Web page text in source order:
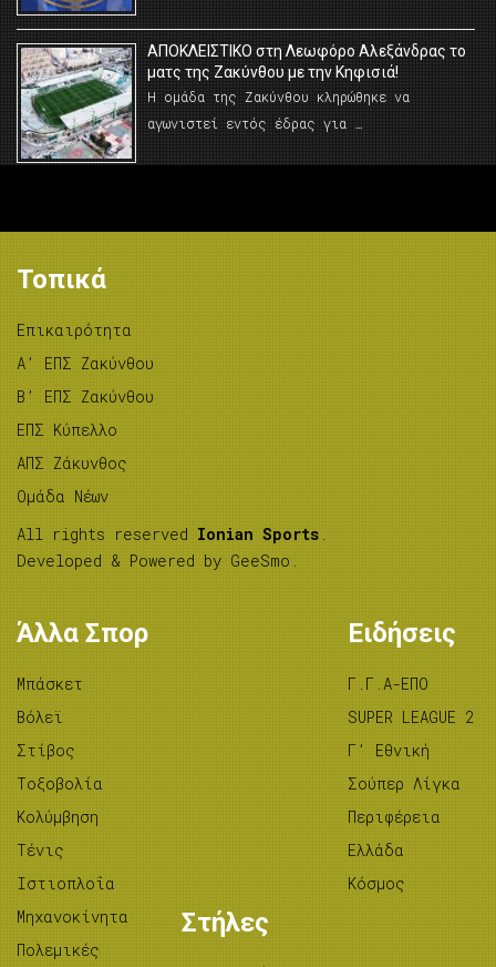
AΠΟΚΛΕΙΣΤΙΚΟ στη Λεωφόρο Αλεξάνδρας το
ματς της Ζακύνθου με την Κηφισιά!
Η ομάδα της Ζακύνθου κληρώθηκε να
αγωνιστεί εντός έδρας για …
Τοπικά
Επικαιρότητα
A’ ΕΠΣ Ζακύνθου
B’ ΕΠΣ Ζακύνθου
ΕΠΣ Κύπελλο
ΑΠΣ Ζάκυνθος
Ομάδα Νέων
All rights reserved Ionian Sports .
Developed & Powered by GeeSmo .
Άλλα Σπορ
Μπάσκετ
Βόλεϊ
Στίβος
Tοξοβολία
Κολύμβηση
Τένις
Ιστιοπλοΐα
Μηχανοκίνητα
Πολεμικές
Ειδήσεις
Γ.Γ.Α-ΕΠΟ
SUPER LEAGUE 2
Γ’ Εθνική
Σούπερ Λίγκα
Περιφέρεια
Ελλάδα
Κόσμος
Στήλες